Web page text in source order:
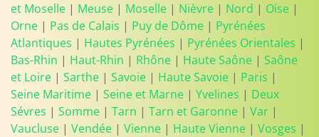
et Moselle | Meuse | Moselle | Nièvre | Nord | Oise |
Orne | Pas de Calais | Puy de Dôme | Pyrénées
Atlantiques | Hautes Pyrénées | Pyrénées Orientales |
Bas-Rhin | Haut-Rhin | Rhône | Haute Saône | Saône
et Loire | Sarthe | Savoie | Haute Savoie | Paris |
Seine Maritime | Seine et Marne | Yvelines | Deux
Sévres | Somme | Tarn | Tarn et Garonne | Var |
Vaucluse | Vendée | Vienne | Haute Vienne | Vosges |